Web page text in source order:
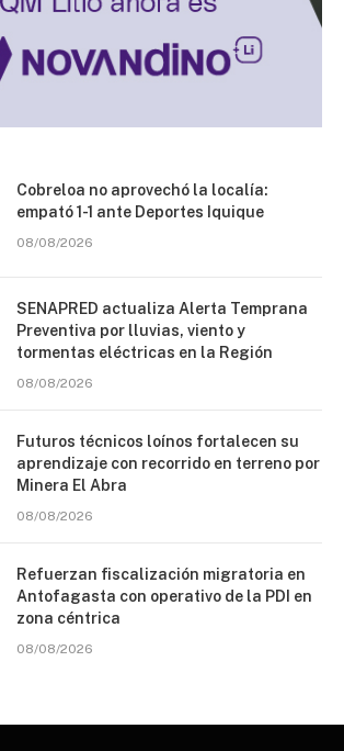
Cobreloa no aprovechó la localía:
empató 1-1 ante Deportes Iquique
08/08/2026
SENAPRED actualiza Alerta Temprana
Preventiva por lluvias, viento y
tormentas eléctricas en la Región
08/08/2026
Futuros técnicos loínos fortalecen su
aprendizaje con recorrido en terreno por
Minera El Abra
08/08/2026
Refuerzan fiscalización migratoria en
Antofagasta con operativo de la PDI en
zona céntrica
08/08/2026